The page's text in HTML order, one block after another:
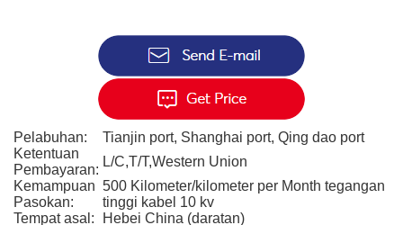
Pelabuhan:
Tianjin port, Shanghai port, Qing dao port
Ketentuan
Pembayaran:
L/C,T/T,Western Union
Kemampuan
Pasokan:
500 Kilometer/kilometer per Month tegangan
tinggi kabel 10 kv
Tempat asal:
Hebei China (daratan)